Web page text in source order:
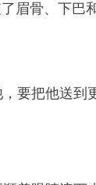
骨、下巴
把他送到